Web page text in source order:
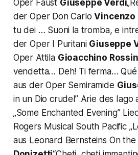
Oper Faust Giuseppe Verdi
der Oper Don CarloVincenzo
tu dei … Suoni la tromba, e
der Oper I Puritani Giuseppe
Oper Attila Gioacchino
vendetta… Deh! Ti ferma… Qué
aus der Oper Semiramide
in un Dio crudel” Arie des Iago
„Some Enchanted Evening”
Rogers Musical South Pacific
aus Leonard Bernsteins On